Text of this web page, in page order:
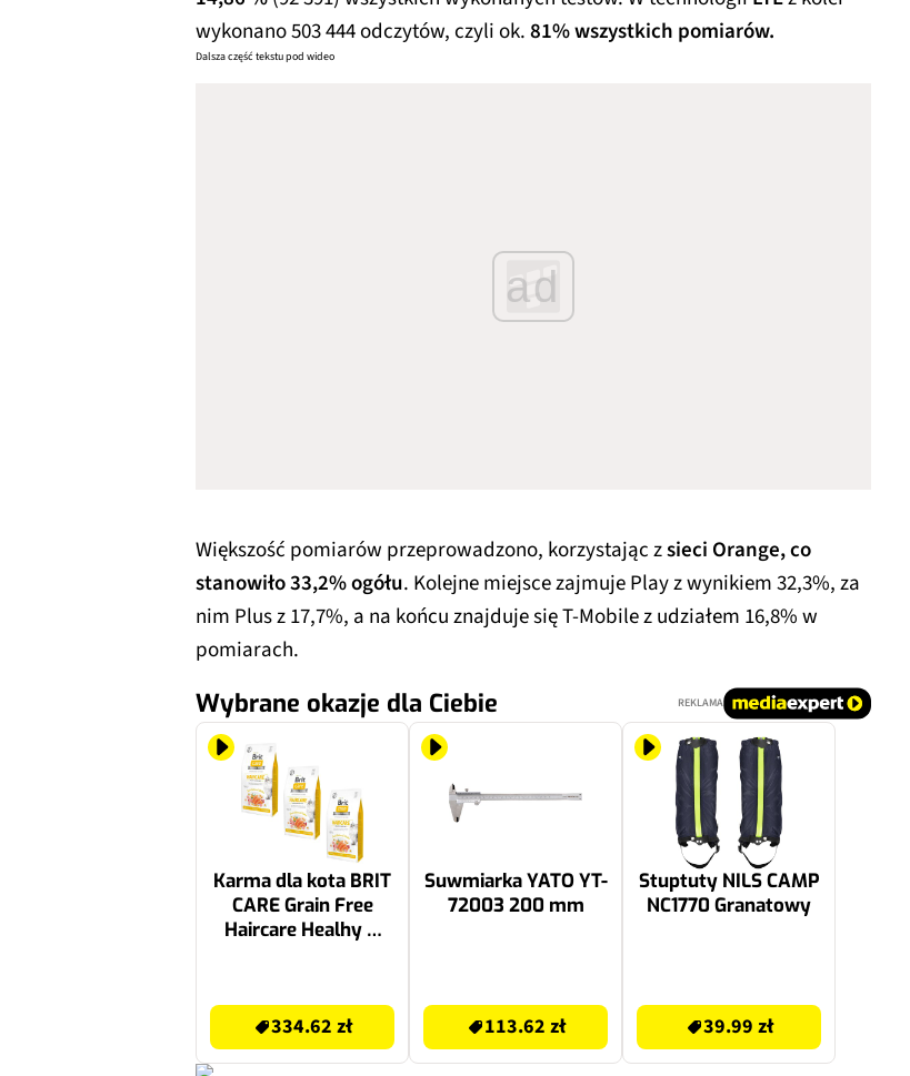
wykonano 503 444 odczytów, czyli ok.81% wszystkich pomiarów.
Dalsza część tekstu pod wideo
ad
Większość pomiarów przeprowadzono, korzystając zsieci Orange, co
stanowiło 33,2% ogółu. Kolejne miejsce zajmuje Play z wynikiem 32,3%, za
nim Plus z 17,7%, a na końcu znajduje się T-Mobile z udziałem 16,8% w
pomiarach.
Wybrane okazje dla Ciebie REKLAMA
Karma dla kota BRIT
CARE Grain Free
Haircare Healhy &
334.62 zł
Suwmiarka YATO YT-
72003 200 mm
113.62 zł
Stuptuty NILS CAMP
NC1770 Granatowy
39.99 zł